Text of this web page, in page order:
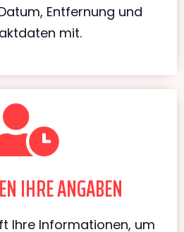
Entfernung und
mit.
IHRE ANGABEN
Ihre Informationen, um